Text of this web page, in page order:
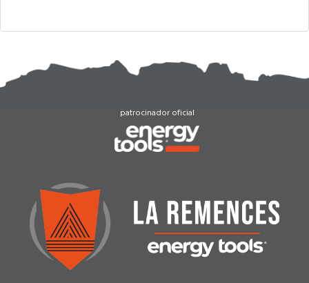
patrocinador oficial